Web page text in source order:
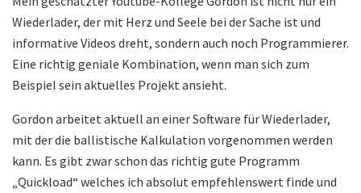
Wiederlader, der mit Herz und Seele bei der Sache ist und
informative Videos dreht, sondern auch noch Programmierer.
Eine richtig geniale Kombination, wenn man sich zum
Beispiel sein aktuelles Projekt ansieht.
Gordon arbeitet aktuell an einer Software für Wiederlader,
mit der die ballistische Kalkulation vorgenommen werden
kann. Es gibt zwar schon das richtig gute Programm
„Quickload“ welches ich absolut empfehlenswert finde und